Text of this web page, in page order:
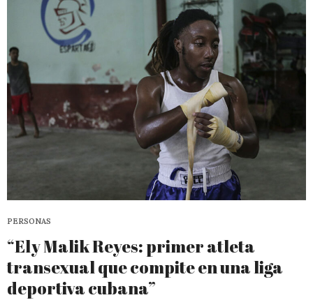
PERSONAS
“Ely Malik Reyes: primer atleta
transexual que compite en una liga
deportiva cubana”